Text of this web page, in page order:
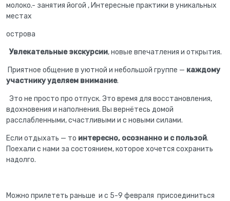
молоко.- занятия йогой , Интересные практики в уникальных
местах
острова
Увлекательные экскурсии, новые впечатления и открытия.
Приятное общение в уютной и небольшой группе — каждому
участнику уделяем внимание.
Это не просто про отпуск. Это время для восстановления,
вдохновения и наполнения. Вы вернётесь домой
расслабленными, счастливыми и с новыми силами.
Если отдыхать — то интересно, осознанно и с пользой.
Поехали с нами за состоянием, которое хочется сохранить
надолго.
Можно прилететь раньше и с 5-9 февраля присоединиться